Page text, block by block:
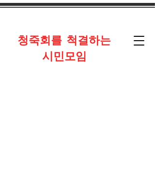
​청죽회를 척결하는
시민모임